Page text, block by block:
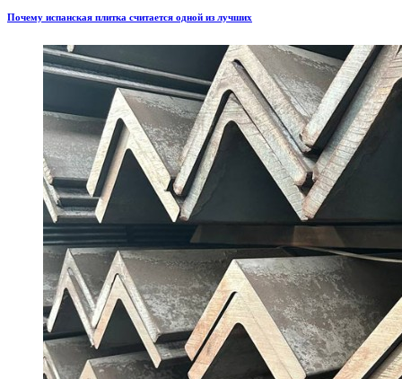
Почему испанская плитка считается одной из лучших